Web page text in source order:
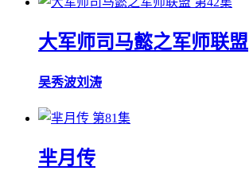
大军师司马懿之军师联盟
吴秀波刘涛
第81集
芈月传